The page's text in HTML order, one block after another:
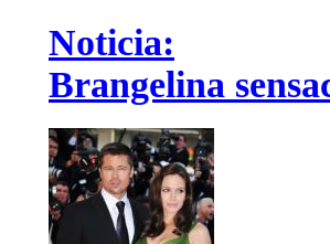
Noticia:
Brangelina